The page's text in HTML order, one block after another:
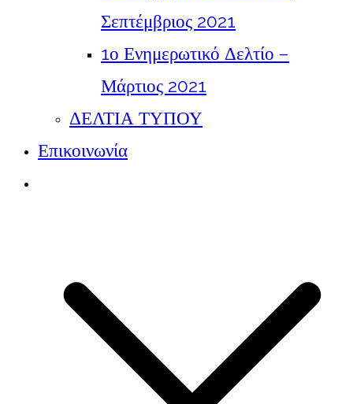
Σεπτέμβριος 2021
1ο Ενημερωτικό Δελτίο –
Μάρτιος 2021
ΔΕΛΤΙΑ ΤΥΠΟΥ
Επικοινωνία